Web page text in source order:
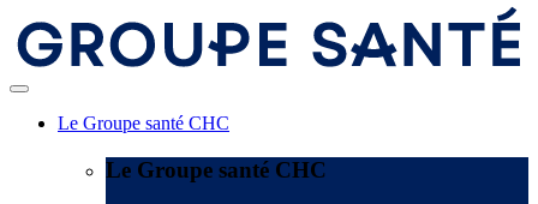
Le Groupe santé CHC
Le Groupe santé CHC